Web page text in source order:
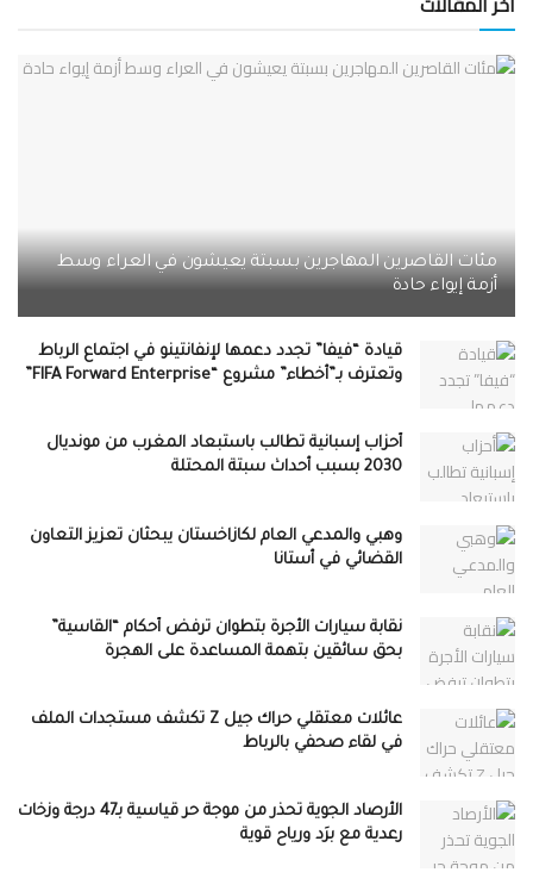
مئات القاصرين المهاجرين بسبتة يعيشون في العراء وسط
أزمة إيواء حادة
قيادة “فيفا” تجدد دعمها لإنفانتينو في اجتماع الرباط
وتعترف بـ”أخطاء” مشروع “FIFA Forward Enterprise”
أحزاب إسبانية تطالب باستبعاد المغرب من مونديال
2030 بسبب أحداث سبتة المحتلة
وهبي والمدعي العام لكازاخستان يبحثان تعزيز التعاون
القضائي في أستانا
نقابة سيارات الأجرة بتطوان ترفض أحكام “القاسية”
بحق سائقين بتهمة المساعدة على الهجرة
عائلات معتقلي حراك جيل Z تكشف مستجدات الملف
في لقاء صحفي بالرباط
الأرصاد الجوية تحذر من موجة حر قياسية بـ47 درجة وزخات
رعدية مع برَد ورياح قوية